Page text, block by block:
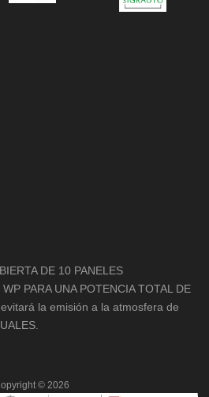
DE 10 PANELES
PARA UNA POTENCIA TOTAL DE
la emisión a la atmosfera de
© 2026